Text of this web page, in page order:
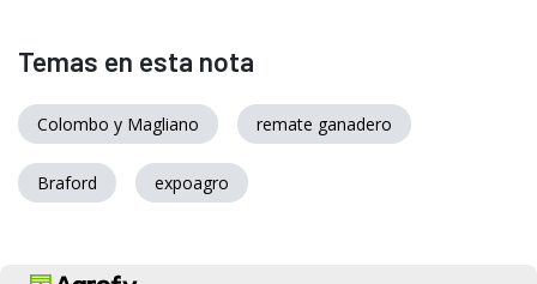
Temas en esta nota
Colombo y Magliano remate ganadero
Braford expoagro